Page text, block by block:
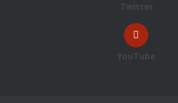
Twitter
YouTube